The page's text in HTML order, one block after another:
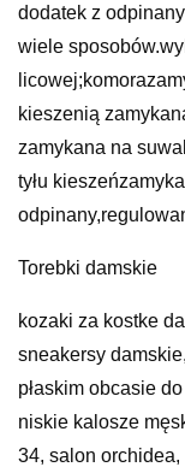
dodatek z
wiele
kieszenią
zamykana na
tyłu
Torebki damskie
kozaki za kostke
sneakersy
płaskim obcasie
niskie kalosze
34, salon